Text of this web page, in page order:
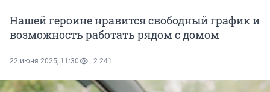
Нашей героине нравится свободный график и
возможность работать рядом с домом
22 июня 2025, 11:30 2 241